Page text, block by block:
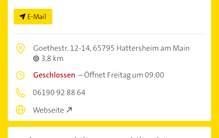
E-Mail
Goethestr. 12-14,65795 Hattersheim am Main
3,8 km
Geschlossen –Öffnet Freitag um 09:00
06190 92 88 64
Webseite